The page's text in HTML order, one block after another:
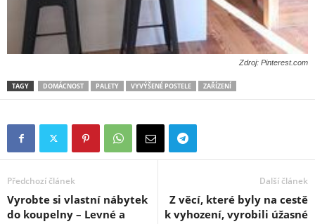
Zdroj: Pinterest.com
TAGY DOMÁCNOST PALETY VYVÝŠENÉ POSTELE ZAŘÍZENÍ
Předchozí článek
Vyrobte si vlastní nábytek
do koupelny – Levné a
Další článek
Z věcí, které byly na cestě
k vyhození, vyrobili úžasné